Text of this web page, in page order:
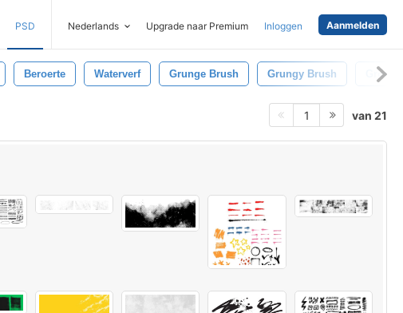
PSD Nederlands Upgrade naar Premium Inloggen Aanmelden
Beroerte Waterverf Grunge Brush Grungy Brush Grond
1 van 21